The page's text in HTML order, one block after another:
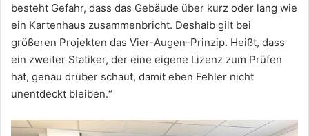
besteht Gefahr, dass das Gebäude über kurz oder lang wie
ein Kartenhaus zusammenbricht. Deshalb gilt bei
größeren Projekten das Vier-Augen-Prinzip. Heißt, dass
ein zweiter Statiker, der eine eigene Lizenz zum Prüfen
hat, genau drüber schaut, damit eben Fehler nicht
unentdeckt bleiben.“